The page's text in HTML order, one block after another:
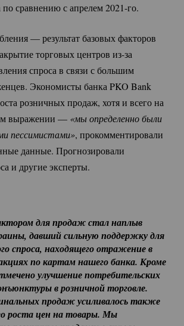
по сравнению с апрелем2021-го.
— результат базовых факторов
торговых центров из-за
спроса в связи с большим
Экономисты банка PKO Bank
розничных продаж, хотя и всего на
выражении — «мы определенно были
пессимистами», прокомментировали
данные. Прогнозировали
и другие эксперты.
для продаж стал наплыв
давший сильную поддержку для
спроса, находящего отражение в
по картам нашего банка. Кроме
улучшение потребительских
в розничной торговле.
продаж усиливалось также
роста цен на товары. Мы